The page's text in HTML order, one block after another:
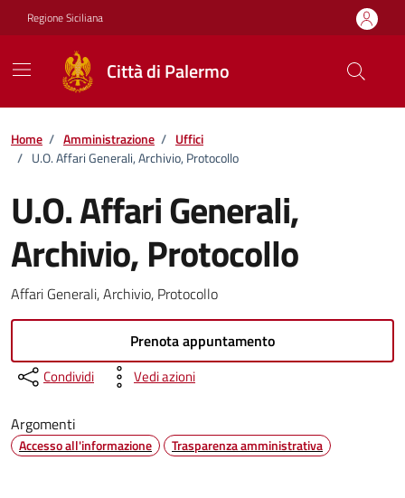
Vai ai contenuti
Vai al footer
Regione Siciliana
Città di Palermo
Home / Amministrazione / Uffici
/ U.O. Affari Generali, Archivio, Protocollo
U.O. Affari Generali,
Archivio, Protocollo
Affari Generali, Archivio, Protocollo
Prenota appuntamento
Condividi Vedi azioni
Argomenti
Accesso all'informazione Trasparenza amministrativa